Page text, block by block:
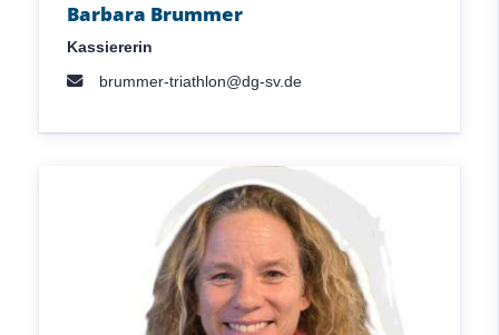
Barbara Brummer
Kassiererin
brummer-triathlon@dg-sv.de